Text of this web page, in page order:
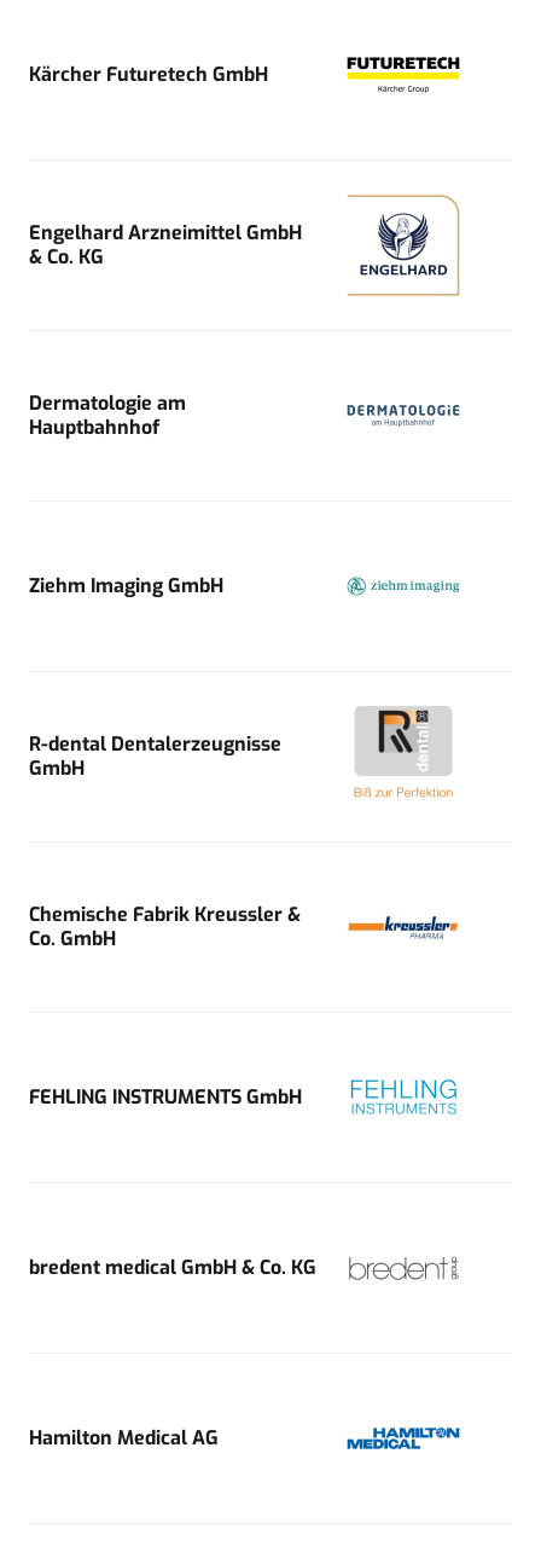
Kärcher Futuretech GmbH
Engelhard Arzneimittel GmbH
& Co. KG
Dermatologie am
Hauptbahnhof
Ziehm Imaging GmbH
R-dental Dentalerzeugnisse
GmbH
Chemische Fabrik Kreussler &
Co. GmbH
FEHLING INSTRUMENTS GmbH
bredent medical GmbH & Co. KG
Hamilton Medical AG